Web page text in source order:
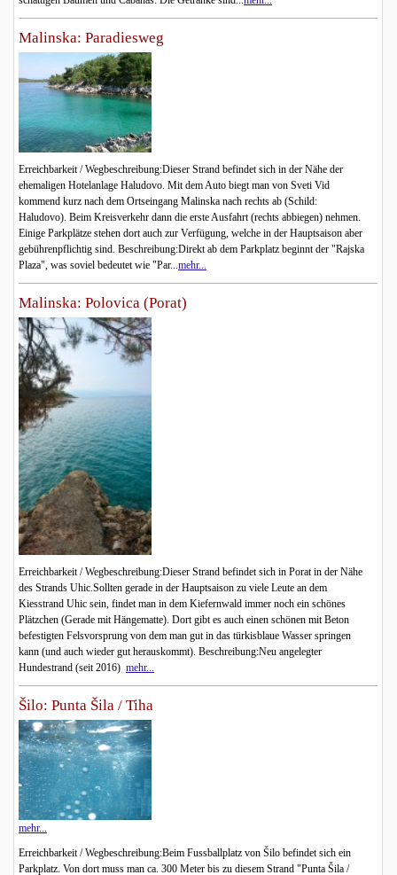
Malinska: Paradiesweg
Erreichbarkeit / Wegbeschreibung:Dieser Strand befindet sich in der Nähe der
ehemaligen Hotelanlage Haludovo. Mit dem Auto biegt man von Sveti Vid
kommend kurz nach dem Ortseingang Malinska nach rechts ab (Schild:
Haludovo). Beim Kreisverkehr dann die erste Ausfahrt (rechts abbiegen) nehmen.
Einige Parkplätze stehen dort auch zur Verfügung, welche in der Hauptsaison aber
gebührenpflichtig sind. Beschreibung:Direkt ab dem Parkplatz beginnt der "Rajska
Plaza", was soviel bedeutet wie "Par... mehr...
Malinska: Polovica (Porat)
Erreichbarkeit / Wegbeschreibung:Dieser Strand befindet sich in Porat in der Nähe
des Strands Uhic.Sollten gerade in der Hauptsaison zu viele Leute an dem
Kiesstrand Uhic sein, findet man in dem Kiefernwald immer noch ein schönes
Plätzchen (Gerade mit Hängematte). Dort gibt es auch einen schönen mit Beton
befestigten Felsvorsprung von dem man gut in das türkisblaue Wasser springen
kann (und auch wieder gut herauskommt). Beschreibung:Neu angelegter
Hundestrand (seit 2016) mehr...
Šilo: Punta Šila / Tiha
mehr...
Erreichbarkeit / Wegbeschreibung:Beim Fussballplatz von Šilo befindet sich ein
Parkplatz. Von dort muss man ca. 300 Meter bis zu diesem Strand "Punta Šila /